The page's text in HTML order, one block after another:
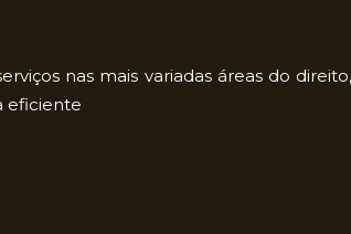
nas mais variadas áreas do
eficiente